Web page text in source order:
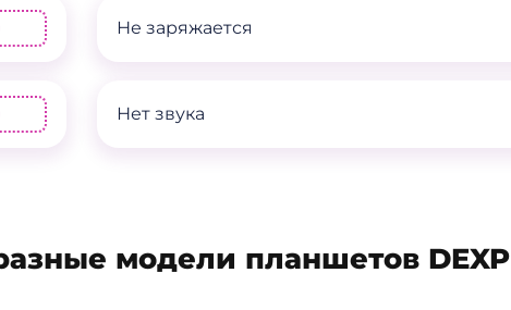
Не заряжается
Нет звука
модели планшетов DEXP